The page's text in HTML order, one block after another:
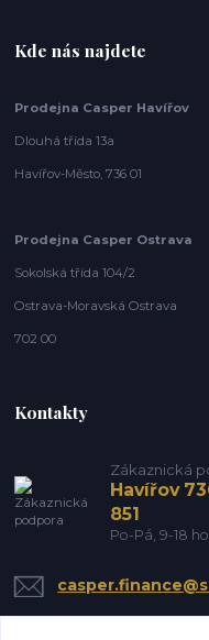
Kde nás najdete
Prodejna Casper Havířov
Dlouhá třída 13a
Havířov-Město, 736 01
Prodejna Casper Ostrava
Sokolská třída 104/2
Ostrava-Moravská Ostrava
702 00
Kontakty
Zákaznická
Havířov
851
Po-Pá, 9-18